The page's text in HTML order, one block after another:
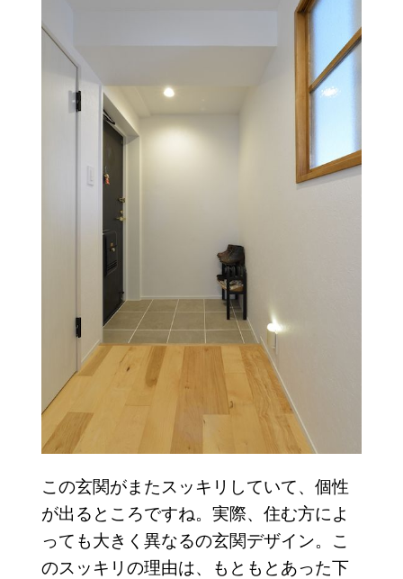
この玄関がまたスッキリしていて、個性
が出るところですね。実際、住む方によ
っても大きく異なるの玄関デザイン。こ
のスッキリの理由は、もともとあった下